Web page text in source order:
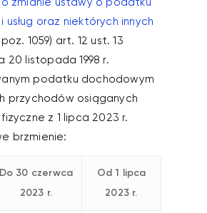
oraz niektórych innych
1059) art. 12 ust. 13
20 listopada 1998 r.
podatku dochodowym
przychodów osiąganych
z 1 lipca 2023 r.
brzmienie:
Do 30 czerwca
2023 r.
Od 1 lipca
2023 r.